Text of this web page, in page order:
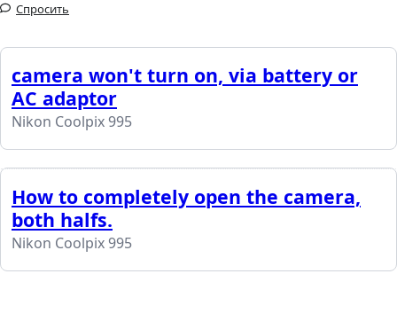
Спросить
camera won't turn on, via battery or
AC adaptor
Nikon Coolpix 995
How to completely open the camera,
both halfs.
Nikon Coolpix 995